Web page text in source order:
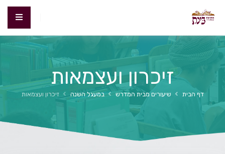
זיכרון ועצמאות
דף הבית שיעורים מבית המדרש במעגל השנה זיכרון ועצמאות